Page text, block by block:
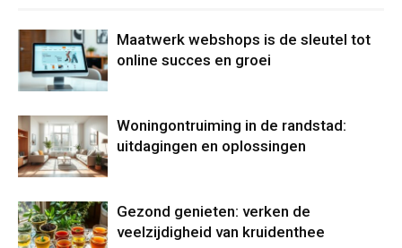
Maatwerk webshops is de sleutel tot
online succes en groei
Woningontruiming in de randstad:
uitdagingen en oplossingen
Gezond genieten: verken de
veelzijdigheid van kruidenthee